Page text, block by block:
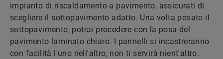
impianto di riscaldamento a pavimento, assicurati di
scegliere il sottopavimento adatto. Una volta posato il
sottopavimento, potrai procedere con la posa del
pavimento laminato chiaro. I pannelli si incastreranno
con facilità l'uno nell'altro, non ti servirà nient'altro.